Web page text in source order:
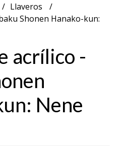
Llaveros
Shonen Hanako-kun:
acrílico -
Nene